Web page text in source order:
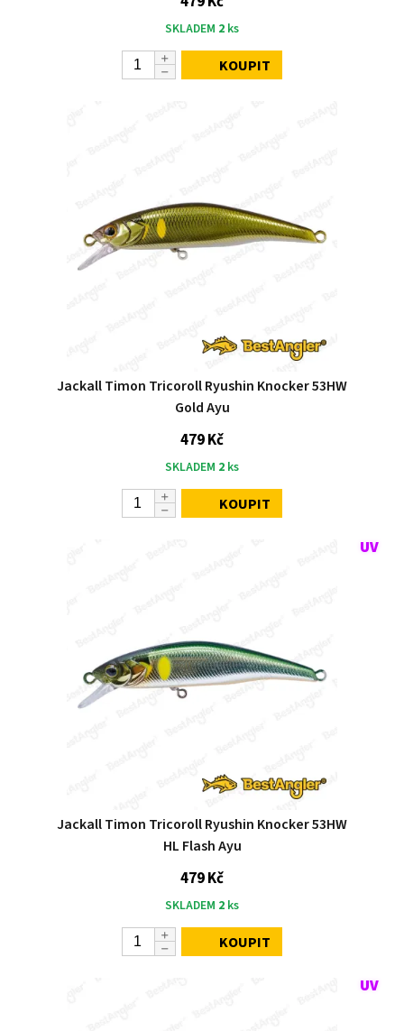
SKLADEM 2 ks
KOUPIT
Jackall Timon Tricoroll Ryushin Knocker 53HW
Gold Ayu
479 Kč
SKLADEM 2 ks
KOUPIT
Jackall Timon Tricoroll Ryushin Knocker 53HW
HL Flash Ayu
479 Kč
SKLADEM 2 ks
KOUPIT